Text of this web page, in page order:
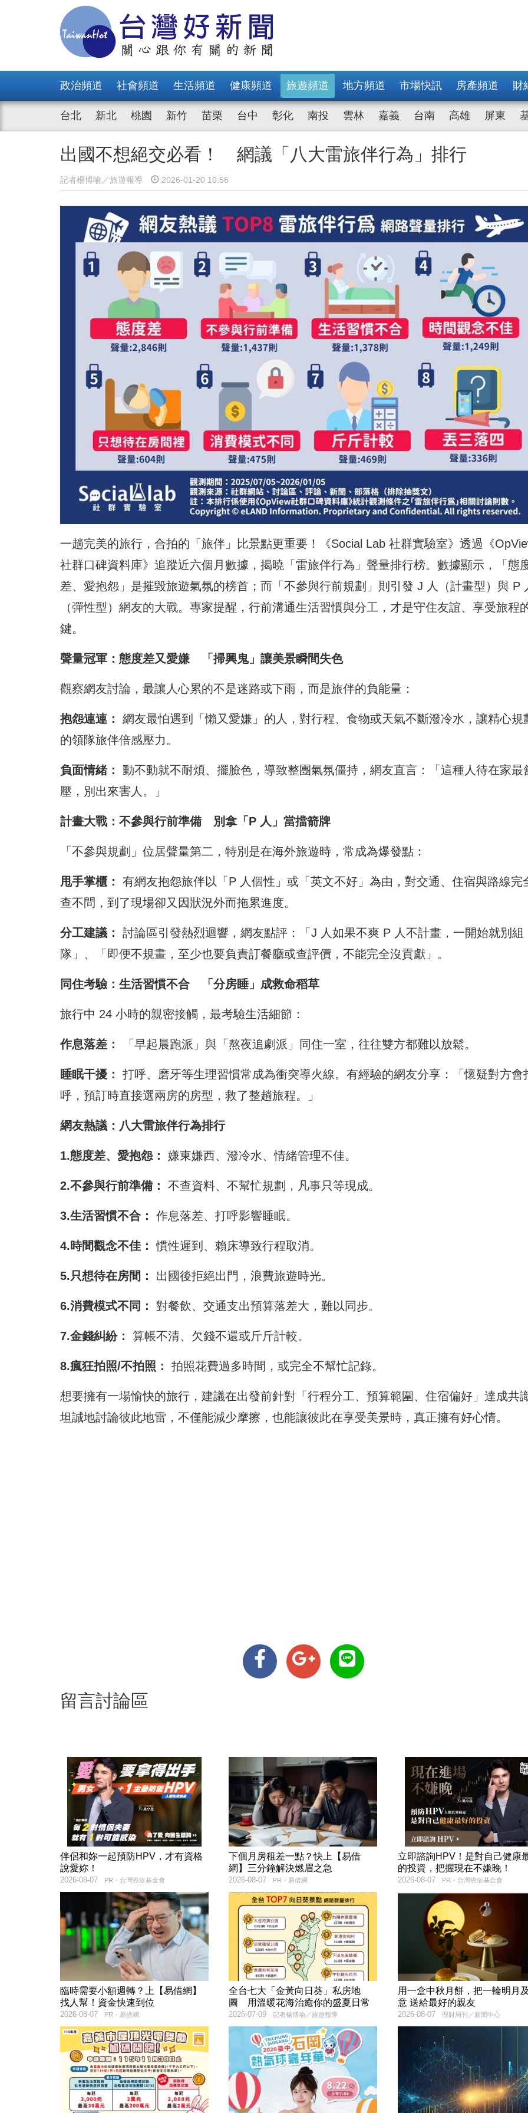
政治頻道 社會頻道 生活頻道 健康頻道 旅遊頻道 地方頻道 市場快訊 房產頻道 財
台北 新北 桃園 新竹 苗栗 台中 彰化 南投 雲林 嘉義 台南 高雄 屏東
出國不想絕交必看！ 網議「八大雷旅伴行為」排行
記者楊博喻／旅遊報導 2026-01-20 10:56
一趟完美的旅行，合拍的「旅伴」比景點更重要！《Social Lab 社群實驗室》透過《
社群口碑資料庫》追蹤近六個月數據，揭曉「雷旅伴行為」聲量排行榜。數據顯示，「態
差、愛抱怨」是摧毀旅遊氣氛的榜首；而「不參與行前規劃」則引發 J 人（計畫型）與 P
（彈性型）網友的大戰。專家提醒，行前溝通生活習慣與分工，才是守住友誼、享受旅程
鍵。
聲量冠軍：態度差又愛嫌 「掃興鬼」讓美景瞬間失色
觀察網友討論，最讓人心累的不是迷路或下雨，而是旅伴的負能量：
抱怨連連：
網友最怕遇到「懶又愛嫌」的人，對行程、食物或天氣不斷潑冷水，讓精心規
的領隊旅伴倍感壓力。
負面情緒：
動不動就不耐煩、擺臉色，導致整團氣氛僵持，網友直言：「這種人待在家最
壓，別出來害人。」
計畫大戰：不參與行前準備 別拿「P 人」當擋箭牌
「不參與規劃」位居聲量第二，特別是在海外旅遊時，常成為爆發點：
甩手掌櫃：
有網友抱怨旅伴以「P 人個性」或「英文不好」為由，對交通、住宿與路線完
查不問，到了現場卻又因狀況外而拖累進度。
分工建議：
討論區引發熱烈迴響，網友點評：「J 人如果不爽 P 人不計畫，一開始就別組
隊」、「即便不規畫，至少也要負責訂餐廳或查評價，不能完全沒貢獻」。
同住考驗：生活習慣不合 「分房睡」成救命稻草
旅行中 24 小時的親密接觸，最考驗生活細節：
作息落差： 「早起晨跑派」與「熬夜追劇派」同住一室，往往雙方都難以放鬆。
睡眠干擾：
打呼、磨牙等生理習慣常成為衝突導火線。有經驗的網友分享：「懷疑對方會
呼，預訂時直接選兩房的房型，救了整趟旅程。」
網友熱議：八大雷旅伴行為排行
1.態度差、愛抱怨： 嫌東嫌西、潑冷水、情緒管理不佳。
2.不參與行前準備： 不查資料、不幫忙規劃，凡事只等現成。
3.生活習慣不合： 作息落差、打呼影響睡眠。
4.時間觀念不佳： 慣性遲到、賴床導致行程取消。
5.只想待在房間： 出國後拒絕出門，浪費旅遊時光。
6.消費模式不同： 對餐飲、交通支出預算落差大，難以同步。
7.金錢糾紛： 算帳不清、欠錢不還或斤斤計較。
8.瘋狂拍照/不拍照： 拍照花費過多時間，或完全不幫忙記錄。
想要擁有一場愉快的旅行，建議在出發前針對「行程分工、預算範圍、住宿偏好」達成共
坦誠地討論彼此地雷，不僅能減少摩擦，也能讓彼此在享受美景時，真正擁有好心情。
留言討論區
伴侶和妳一起預防HPV，才有資格
說愛妳！
PR・台灣癌症基金會
2026-08-07
下個月房租差一點？快上【易借
網】三分鐘解決燃眉之急
PR・易借網
2026-08-07
立即諮詢HPV！是對自己健康
的投資，把握現在不嫌晚！
PR・台灣癌症基金會
2026-08-07
臨時需要小額週轉？上【易借網】
找人幫！資金快速到位
PR・易借網
2026-08-07
全台七大「金黃向日葵」私房地
圖 用溫暖花海治癒你的盛夏日常
記者楊博喻／旅遊報導
2026-07-09
用一盒中秋月餅，把一輪明月
意 送給最好的親友
理財周刊／新聞中心
2026-08-07